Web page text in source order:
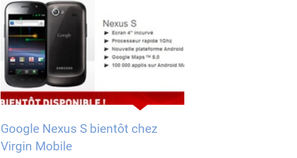
Google Nexus S bientôt chez
Virgin Mobile